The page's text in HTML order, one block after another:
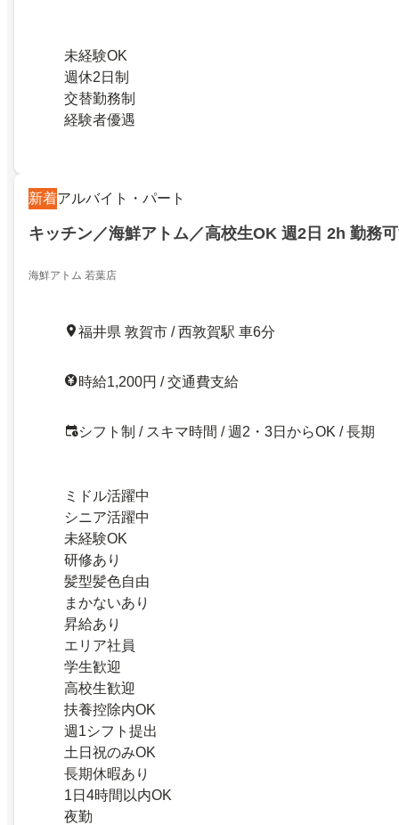
未経験OK
週休2日制
交替勤務制
経験者優遇
新着アルバイト・パート
キッチン／海鮮アトム／高校生OK 週2日 2h 勤務
海鮮アトム 若葉店
福井県 敦賀市 / 西敦賀駅 車6分
時給1,200円 / 交通費支給
シフト制 / スキマ時間 / 週2・3日からOK / 長期
ミドル活躍中
シニア活躍中
未経験OK
研修あり
髪型髪色自由
まかないあり
昇給あり
エリア社員
学生歓迎
高校生歓迎
扶養控除内OK
週1シフト提出
土日祝のみOK
長期休暇あり
1日4時間以内OK
夜勤